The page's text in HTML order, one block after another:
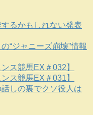
るかもしれない発表
“ジャニーズ崩壊”情報
ス競馬EX＃032】
ス競馬EX＃031】
しの裏でクソ役人は